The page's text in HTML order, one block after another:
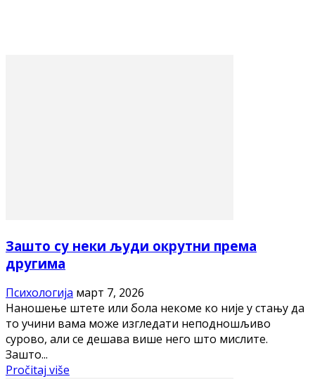
Зашто су неки људи окрутни према
другима
Психологија март 7, 2026
Наношење штете или бола некоме ко није у стању да
то учини вама може изгледати неподношљиво
сурово, али се дешава више него што мислите.
Зашто...
Pročitaj više